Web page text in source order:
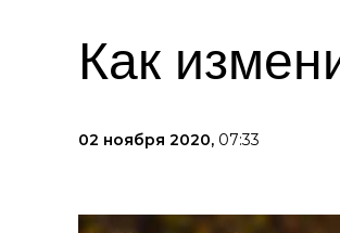
Как
02 ноября 2020, 07:33